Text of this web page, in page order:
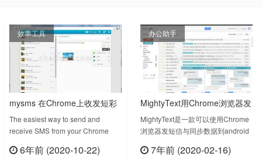
效率工具
mysms 在Chrome上收发短彩
信
The easiest way to send and
receive SMS from your Chrome
connected to your Android phone,
6年前 (2020-10-22)
办公助手
MightyText用Chrome浏览器发
短信与同步数据到安卓
MightyText是一款可以使用Chrome
浏览器发短信与同步数据到android
载版本：7.15上次更新日期：2019
7年前 (2020-02-16)